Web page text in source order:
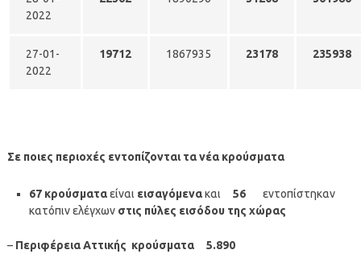
2022
27-01-
2022
19712 1867935 23178 235938
Σε ποιες περιοχές εντοπίζονται τα νέα κρούσματα
67 κρούσματαείναι εισαγόμενακαι 56
εντοπίστηκαν
κατόπιν ελέγχων στις πύλες εισόδου της χώρας
–Περιφέρεια Αττικής κρούσματα 5.890